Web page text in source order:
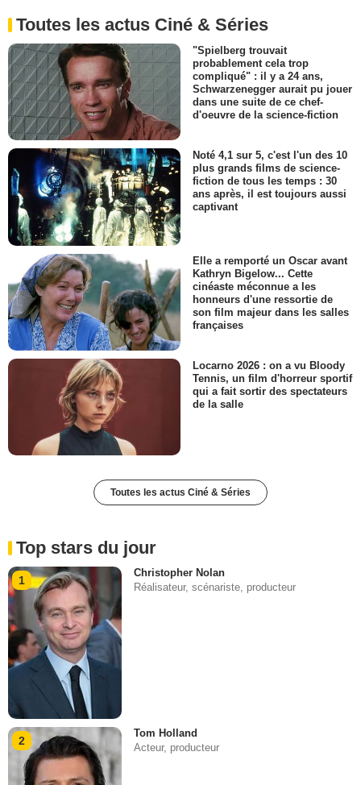
Toutes les actus Ciné & Séries
"Spielberg trouvait
probablement cela trop
compliqué" : il y a 24 ans,
Schwarzenegger aurait pu jouer
dans une suite de ce chef-
d'oeuvre de la science-fiction
Noté 4,1 sur 5, c'est l'un des 10
plus grands films de science-
fiction de tous les temps : 30
ans après, il est toujours aussi
captivant
Elle a remporté un Oscar avant
Kathryn Bigelow... Cette
cinéaste méconnue a les
honneurs d'une ressortie de
son film majeur dans les salles
françaises
Locarno 2026 : on a vu Bloody
Tennis, un film d'horreur sportif
qui a fait sortir des spectateurs
de la salle
Toutes les actus Ciné & Séries
Top stars du jour
1
Christopher Nolan
Réalisateur, scénariste, producteur
2
Tom Holland
Acteur, producteur